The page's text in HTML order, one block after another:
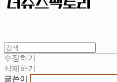
수정하기
삭제하기
글쓴이